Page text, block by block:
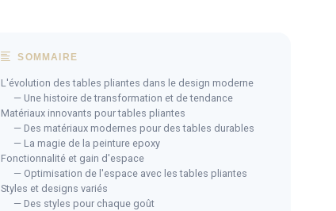
SOMMAIRE
L'évolution des tables pliantes dans le design moderne
— Une histoire de transformation et de tendance
Matériaux innovants pour tables pliantes
— Des matériaux modernes pour des tables durables
— La magie de la peinture epoxy
Fonctionnalité et gain d'espace
— Optimisation de l'espace avec les tables pliantes
Styles et designs variés
— Des styles pour chaque goût